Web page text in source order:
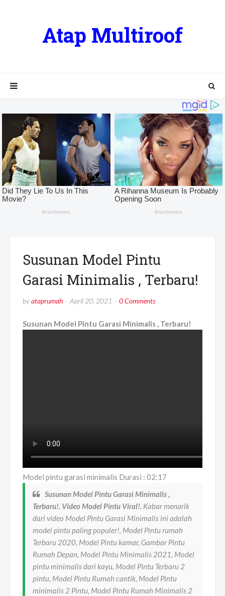
Atap Multiroof
Susunan Model Pintu
Garasi Minimalis , Terbaru!
byataprumah April 20, 2021 0 Comments
Susunan Model Pintu Garasi Minimalis , Terbaru!
Model pintu garasi minimalis Durasi : 02:17
Susunan Model Pintu Garasi Minimalis ,
Terbaru!. Video Model Pintu Viral!. Kabar menarik
dari video Model Pintu Garasi Minimalis ini adalah
model pintu paling populer!, Model Pintu rumah
Terbaru 2020, Model Pintu kamar, Gambar Pintu
Rumah Depan, Model Pintu Minimalis 2021, Model
pintu minimalis dari kayu, Model Pintu Terbaru 2
pintu, Model Pintu Rumah cantik, Model Pintu
minimalis 2 Pintu, Model Pintu Rumah Minimalis 2